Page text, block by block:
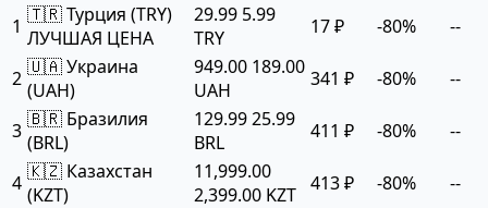
1 🇹🇷 Турция (TRY)
ЛУЧШАЯ ЦЕНА
29.99 5.99
TRY
17 ₽ -80% --
2 🇺🇦 Украина
(UAH)
949.00 189.00
UAH
341 ₽ -80% --
3 🇧🇷 Бразилия
(BRL)
129.9925.99
BRL
411 ₽ -80% --
4 🇰🇿 Казахстан
(KZT)
11,999.00
2,399.00 KZT 413 ₽ -80% --